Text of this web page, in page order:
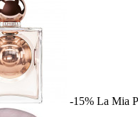
-15% La Mia